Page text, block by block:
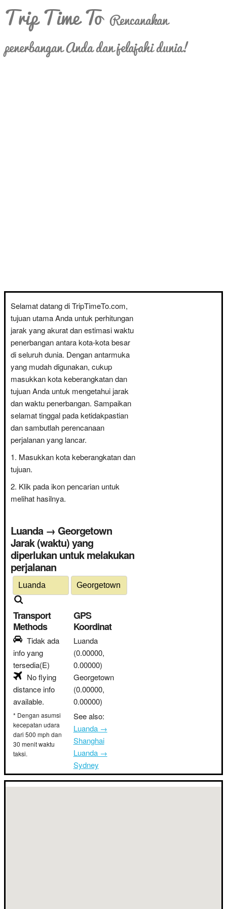
Trip Time To Rencanakan
penerbangan Anda dan jelajahi dunia!
Selamat datang di TripTimeTo.com,
tujuan utama Anda untuk perhitungan
jarak yang akurat dan estimasi waktu
penerbangan antara kota-kota besar
di seluruh dunia. Dengan antarmuka
yang mudah digunakan, cukup
masukkan kota keberangkatan dan
tujuan Anda untuk mengetahui jarak
dan waktu penerbangan. Sampaikan
selamat tinggal pada ketidakpastian
dan sambutlah perencanaan
perjalanan yang lancar.
Masukkan kota keberangkatan dan
tujuan.
Klik pada ikon pencarian untuk
melihat hasilnya.
Luanda → Georgetown
Jarak (waktu) yang
diperlukan untuk melakukan
perjalanan
Transport
Methods
Tidak ada
info yang
tersedia(E)
No flying
distance info
available.
* Dengan asumsi
kecepatan udara
dari 500 mph dan
30 menit waktu
taksi.
GPS
Koordinat
Luanda
(0.00000,
0.00000)
Georgetown
(0.00000,
0.00000)
See also:
Luanda →
Shanghai
Luanda →
Sydney